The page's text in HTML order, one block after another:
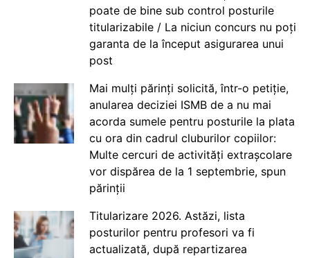
poate de bine sub control posturile
titularizabile / La niciun concurs nu poți
garanta de la început asigurarea unui
post
Mai mulți părinți solicită, într-o petiție,
anularea deciziei ISMB de a nu mai
acorda sumele pentru posturile la plata
cu ora din cadrul cluburilor copiilor:
Multe cercuri de activități extrașcolare
vor dispărea de la 1 septembrie, spun
părinții
Titularizare 2026. Astăzi, lista
posturilor pentru profesori va fi
actualizată, după repartizarea